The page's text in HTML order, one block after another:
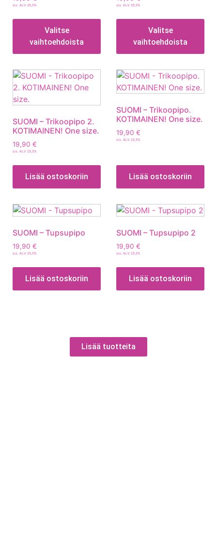
sis. ALV 25,5%
Valitse
vaihtoehdoista
sis. ALV 25,5%
Valitse
vaihtoehdoista
SUOMI – Trikoopipo 2.
KOTIMAINEN! One size.
19,90 €
sis. ALV 25,5%
Lisää ostoskoriin
SUOMI – Trikoopipo.
KOTIMAINEN! One size.
19,90 €
sis. ALV 25,5%
Lisää ostoskoriin
SUOMI – Tupsupipo
19,90 €
sis. ALV 25,5%
Lisää ostoskoriin
SUOMI – Tupsupipo 2
19,90 €
sis. ALV 25,5%
Lisää ostoskoriin
Lisää tuotteita